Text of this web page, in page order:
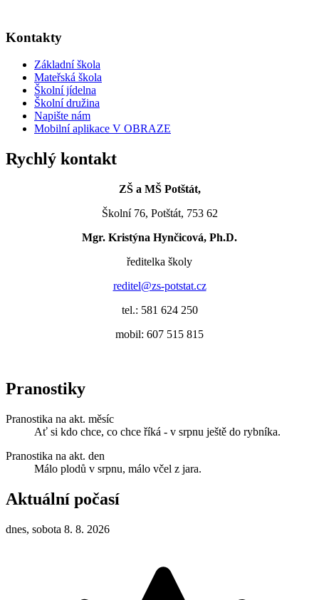
Kontakty
Základní škola
Mateřská škola
Školní jídelna
Školní družina
Napište nám
Mobilní aplikace V OBRAZE
Rychlý kontakt
ZŠ a MŠ Potštát,
Školní 76, Potštát, 753 62
Mgr. Kristýna Hynčicová, Ph.D.
ředitelka školy
reditel@zs-potstat.cz
tel.: 581 624 250
mobil: 607 515 815
Pranostiky
Pranostika na akt. měsíc
Ať si kdo chce, co chce říká - v srpnu ještě do rybníka.
Pranostika na akt. den
Málo plodů v srpnu, málo včel z jara.
Aktuální počasí
dnes, sobota 8. 8. 2026